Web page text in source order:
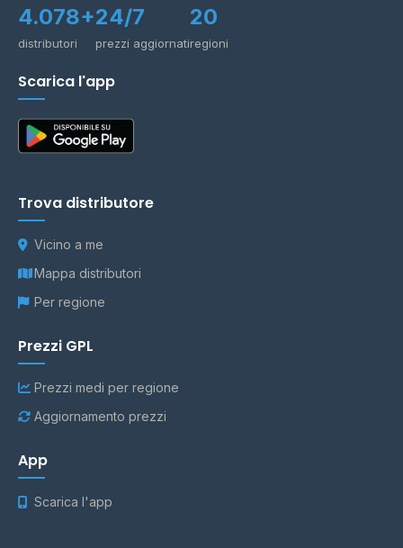
4.078+
distributori
24/7
prezzi aggiornati
20
regioni
Scarica l'app
Trova distributore
Vicino a me
Mappa distributori
Per regione
Prezzi GPL
Prezzi medi per regione
Aggiornamento prezzi
App
Scarica l'app